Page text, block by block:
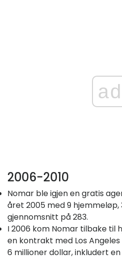
ad
2006-2010
Nomar ble igjen en gratis
året 2005 med 9 hjemmeløp,
gjennomsnitt på 283.
I 2006 kom Nomar tilbake til
en kontrakt med Los
6 millioner dollar, inkludert